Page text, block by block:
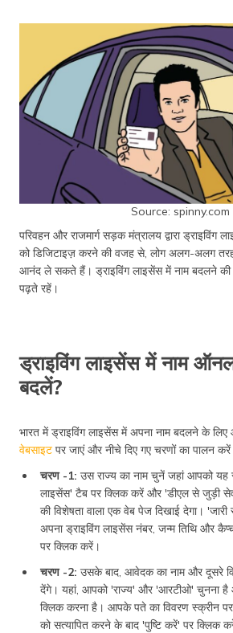
Source: spinny.com
परिवहन और राजमार्ग सड़क मंत्रालय द्वारा ड्राइविंग
को डिजिटाइज़ करने की वजह से, लोग अलग-अलग
आनंद ले सकते हैं। ड्राइविंग लाइसेंस में नाम बदलने की
पढ़ते रहें।
ड्राइविंग लाइसेंस में नाम
बदलें?
भारत में ड्राइविंग लाइसेंस में अपना नाम बदलने के लिए
वेबसाइट पर जाएं और नीचे दिए गए चरणों का पालन
चरण -1: उस राज्य का नाम चुनें जहां आपको यह
लाइसेंस' टैब पर क्लिक करें और 'डीएल से जुड़ी
की विशेषता वाला एक वेब पेज दिखाई देगा।
अपना ड्राइविंग लाइसेंस नंबर, जन्म तिथि और
पर क्लिक करें।
चरण -2: उसके बाद, आवेदक का नाम और दूसरे
देंगे। यहां, आपको 'राज्य' और 'आरटीओ' चुनना
क्लिक करना है। आपके पते का विवरण स्क्रीन पर
को सत्यापित करने के बाद 'पुष्टि करें' पर क्लिक